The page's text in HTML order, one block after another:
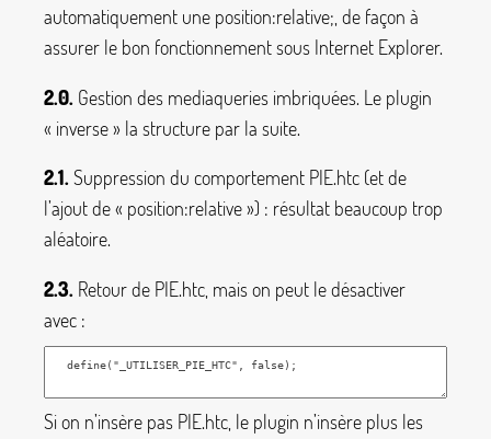
automatiquement une position:relative; , de façon à
assurer le bon fonctionnement sous Internet Explorer.
2.0. Gestion des mediaqueries imbriquées. Le plugin
« inverse» la structure par la suite.
2.1.Suppression du comportement PIE.htc (et de
l’ajout de « position:relative») : résultat beaucoup trop
aléatoire.
2.3. Retour de PIE.htc, mais on peut le désactiver
avec :
Si on n’insère pas PIE.htc, le plugin n’insère plus les